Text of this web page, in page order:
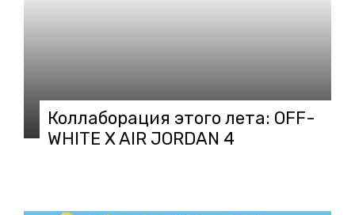
Коллаборация этого лета: OFF-
WHITE X AIR JORDAN 4